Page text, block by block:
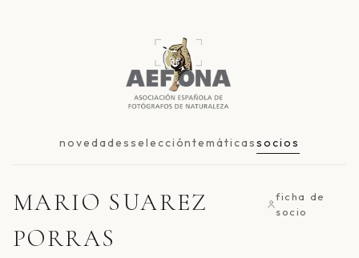
novedadesseleccióntemáticassocios
MARIO SUAREZ
PORRAS
ficha de
socio